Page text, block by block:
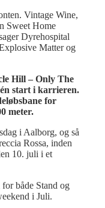
Vintage Wine,
Sweet Home
Dyrehospital
Matter og
Hill – Only The
start i karrieren.
for
meter.
i Aalborg, og så
Rossa, inden
10. juli i et
både Stand og
i Juli.